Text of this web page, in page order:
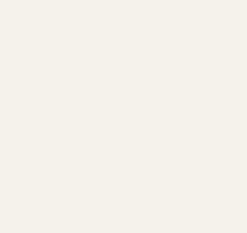
だいたこの商品の写真をご紹介